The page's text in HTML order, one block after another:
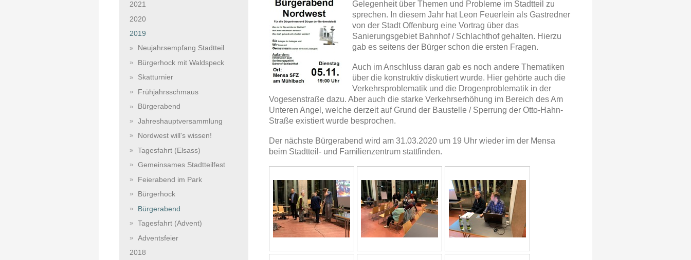
Gelegenheit über Themen und Probleme im Stadtteil zu
sprechen. In diesem Jahr hat Leon Feuerlein als Gastredner
von der Stadt Offenburg eine Vortrag über das
Sanierungsgebiet Bahnhof / Schlachthof gehalten. Hierzu
gab es seitens der Bürger schon die ersten Fragen.
Auch im Anschluss daran gab es noch andere Thematiken
über die konstruktiv diskutiert wurde. Hier gehörte auch die
Verkehrsproblematik und die Drogenproblematik in der
Vogesenstraße dazu. Aber auch die starke Verkehrserhöhung im Bereich des Am
Unteren Angel, welche derzeit auf Grund der Baustelle / Sperrung der Otto-Hahn-
Straße existiert wurde besprochen.
Der nächste Bürgerabend wird am 31.03.2020 um 19 Uhr wieder im der Mensa
beim Stadtteil- und Familienzentrum stattfinden.
2021
2020
2019
Neujahrsempfang Stadtteil
Bürgerhock mit Waldspeck
Skatturnier
Frühjahrsschmaus
Bürgerabend
Jahreshauptversammlung
Nordwest will's wissen!
Tagesfahrt (Elsass)
Gemeinsames Stadtteilfest
Feierabend im Park
Bürgerhock
Bürgerabend
Tagesfahrt (Advent)
Adventsfeier
2018